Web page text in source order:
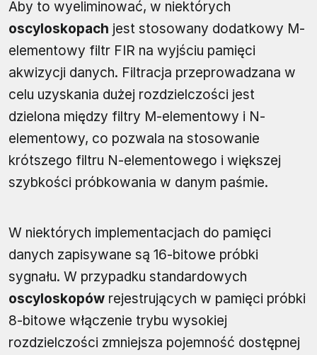
Aby to wyeliminować, w niektórych
oscyloskopach jest stosowany dodatkowy M-
elementowy filtr FIR na wyjściu pamięci
akwizycji danych. Filtracja przeprowadzana w
celu uzyskania dużej rozdzielczości jest
dzielona między filtry M-elementowy i N-
elementowy, co pozwala na stosowanie
krótszego filtru N-elementowego i większej
szybkości próbkowania w danym paśmie.
W niektórych implementacjach do pamięci
danych zapisywane są 16-bitowe próbki
sygnału. W przypadku standardowych
oscyloskopów rejestrujących w pamięci próbki
8-bitowe włączenie trybu wysokiej
rozdzielczości zmniejsza pojemność dostępnej